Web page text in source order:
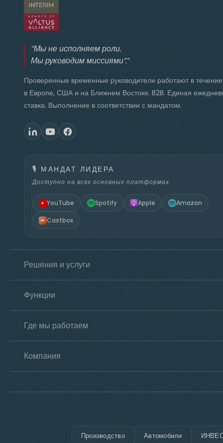
"Мы не исполняем роли.
Мы руководим миссиями"."
Проверенные временные руководители работают в
в Европе, США и на Ближнем Востоке. B2B. Единая
ставка. Выполнение в соответствии с мандатом.
🎙️ МАНДАТ ЛИДЕРА
Доступно на всех основных платформах
YouTube Spotify Apple Amazon
Castbox
Решения и услуги
Функции
Где мы работаем
Компания
Производство Автомобили